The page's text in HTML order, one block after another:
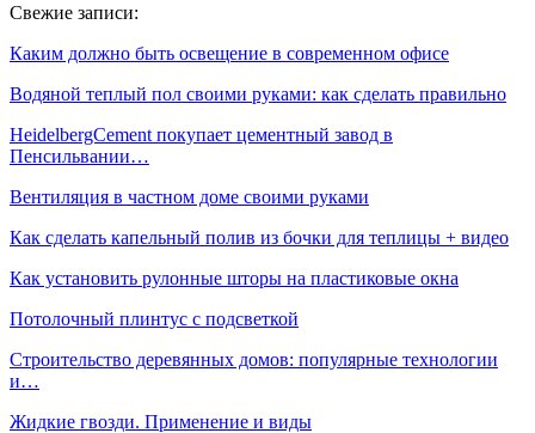
Свежие записи:
Каким должно быть освещение в современном офисе
Водяной теплый пол своими руками: как сделать правильно
HeidelbergCement покупает цементный завод в
Пенсильвании…
Вентиляция в частном доме своими руками
Как сделать капельный полив из бочки для теплицы + видео
Как установить рулонные шторы на пластиковые окна
Потолочный плинтус с подсветкой
Строительство деревянных домов: популярные технологии
и…
Жидкие гвозди. Применение и виды